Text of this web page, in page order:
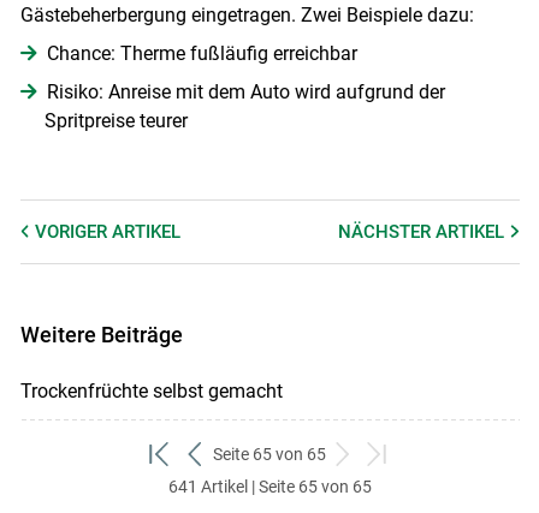
Gästebeherbergung eingetragen. Zwei Beispiele dazu:
Chance: Therme fußläufig erreichbar
Risiko: Anreise mit dem Auto wird aufgrund der
Spritpreise teurer
VORIGER ARTIKEL NÄCHSTERARTIKEL
Weitere Beiträge
Trockenfrüchte selbst gemacht
zum
ersten
zurück
zum
Seite 65 von 65
weiter
zum
zum
641 Artikel | Seite 65 von 65